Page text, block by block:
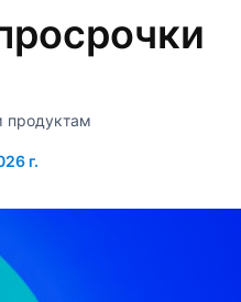
продуктам
г.